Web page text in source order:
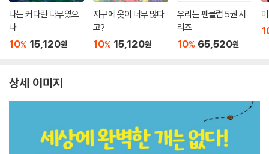
나는 커다란 나무였으
나
10% 15,120원
지구에 옷이 너무 많다
고?
10% 15,120원
우리는 팬클럽 5권 시
리즈
10% 65,520원
상세 이미지